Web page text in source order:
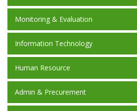
Monitoring & Evaluation
Information Technology
Human Resource
Admin & Precurement